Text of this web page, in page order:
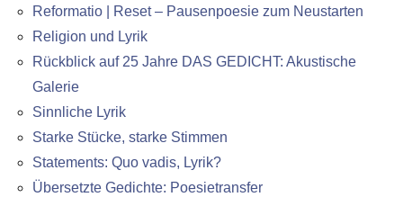
Reformatio | Reset – Pausenpoesie zum Neustarten
Religion und Lyrik
Rückblick auf 25 Jahre DAS GEDICHT: Akustische
Galerie
Sinnliche Lyrik
Starke Stücke, starke Stimmen
Statements: Quo vadis, Lyrik?
Übersetzte Gedichte: Poesietransfer